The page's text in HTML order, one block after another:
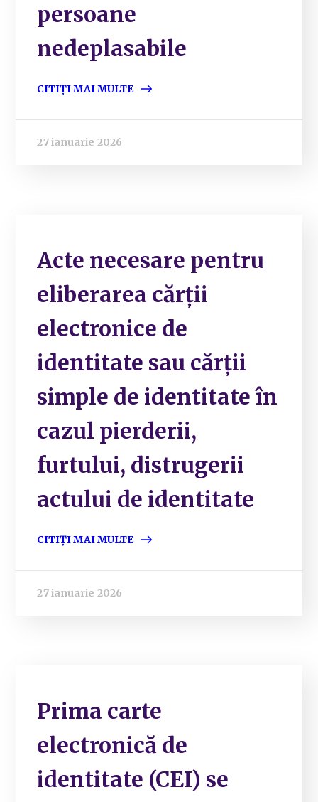
persoane
nedeplasabile
CITIȚI MAI MULTE
27 ianuarie 2026
Acte necesare pentru
eliberarea cărții
electronice de
identitate sau cărții
simple de identitate în
cazul pierderii,
furtului, distrugerii
actului de identitate
CITIȚI MAI MULTE
27 ianuarie 2026
Prima carte
electronică de
identitate (CEI) se